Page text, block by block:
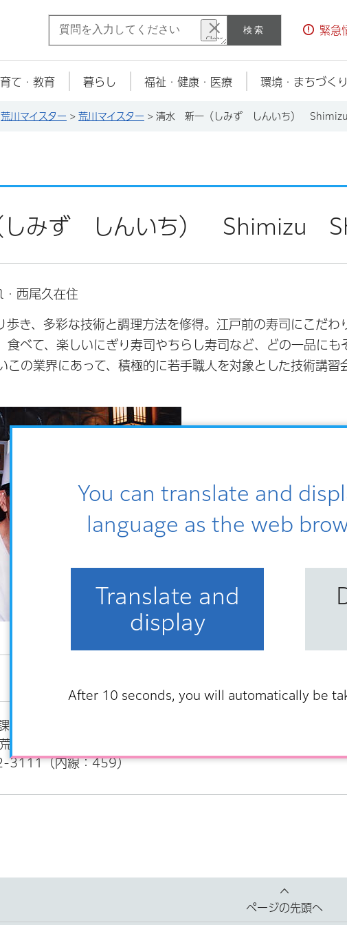
You can translate and
language as the web
Translate and
display
After 10 seconds, you will automatically be
検索 緊急
て・教育 暮らし 福祉・健康・医療 環境・まちづくり
荒川マイスター > 荒川マイスター > 清水 新一（しみず しんいち）
みず しんいち） Shimizu
西尾久在住
歩き、多彩な技術と調理方法を修得。江戸前の寿司にこだわ
食べて、楽しいにぎり寿司やちらし寿司など、どの一品にも
この業界にあって、積極的に若手職人を対象とした技術講習
経営支援係
川二丁目2番3号（本庁舎6階）
3111（内線：459）
ページの先頭へ